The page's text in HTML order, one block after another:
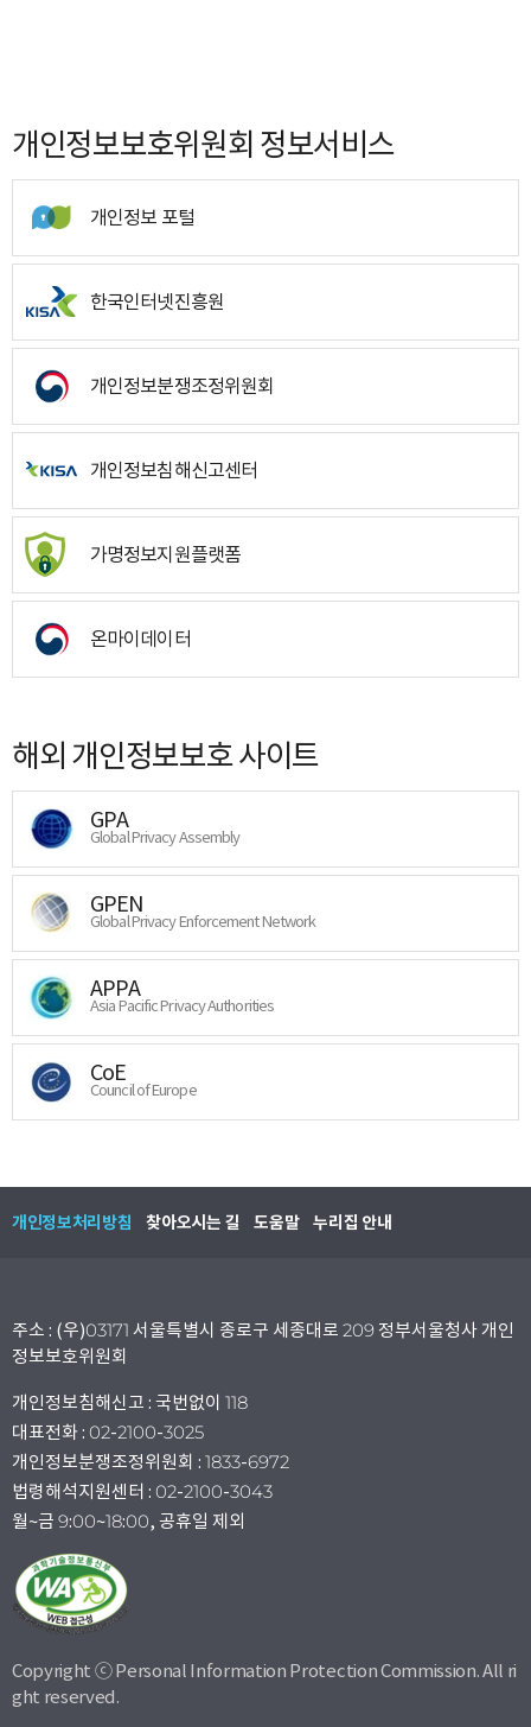
개인정보보호위원회 정보서비스
개인정보 포털
한국인터넷진흥원
개인정보분쟁조정위원회
개인정보침해신고센터
가명정보지원플랫폼
온마이데이터
해외 개인정보보호 사이트
GPA
Global Privacy Assembly
GPEN
Global Privacy Enforcement Network
APPA
Asia Pacific Privacy Authorities
CoE
Council of Europe
개인정보처리방침 찾아오시는 길 도움말 누리집 안내
주소 : (우)03171 서울특별시 종로구 세종대로 209 정부서울청사 개인
정보보호위원회
개인정보침해신고 : 국번없이 118
대표전화 : 02-2100-3025
개인정보분쟁조정위원회 : 1833-6972
법령해석지원센터 : 02-2100-3043
월~금 9:00~18:00, 공휴일 제외
Copyright ⓒ Personal Information Protection Commission. All ri
ght reserved.